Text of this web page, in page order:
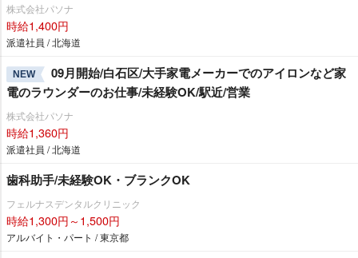
株式会社パソナ
時給1,400円
派遣社員 / 北海道
NEW
09月開始/白石区/大手家電メーカーでのアイロンなど家
電のラウンダーのお仕事/未経験OK/駅近/営業
株式会社パソナ
時給1,360円
派遣社員 / 北海道
歯科助手/未経験OK・ブランクOK
フェルナスデンタルクリニック
時給1,300円～1,500円
アルバイト・パート / 東京都